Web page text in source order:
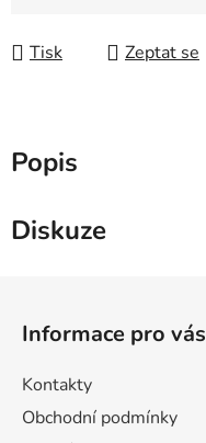
Tisk Zeptat se
Popis
Diskuze
Informace pro vás
Kontakty
Obchodní podmínky